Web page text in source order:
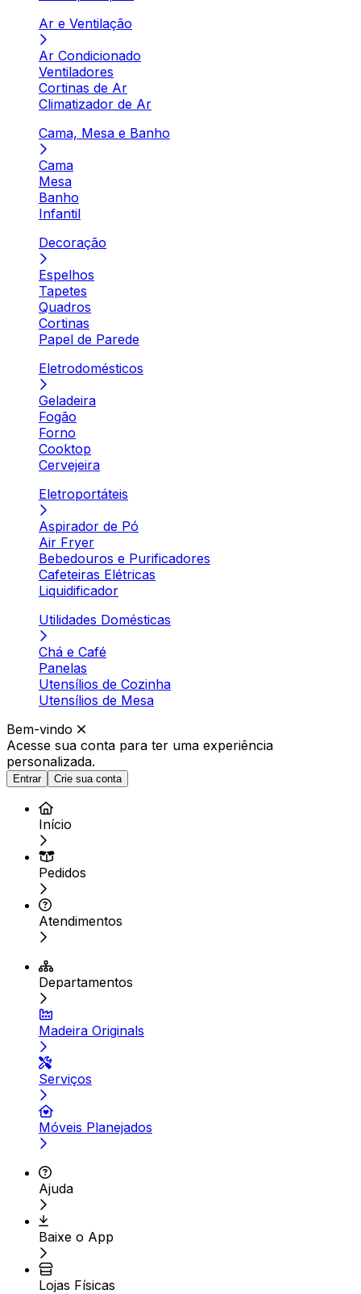
Ar e Ventilação
Ar Condicionado
Ventiladores
Cortinas de Ar
Climatizador de Ar
Cama, Mesa e Banho
Cama
Mesa
Banho
Infantil
Decoração
Espelhos
Tapetes
Quadros
Cortinas
Papel de Parede
Eletrodomésticos
Geladeira
Fogão
Forno
Cooktop
Cervejeira
Eletroportáteis
Aspirador de Pó
Air Fryer
Bebedouros e Purificadores
Cafeteiras Elétricas
Liquidificador
Utilidades Domésticas
Chá e Café
Panelas
Utensílios de Cozinha
Utensílios de Mesa
Bem-vindo
Acesse sua conta para ter uma experiência
personalizada.
Entrar Crie sua conta
Início
Pedidos
Atendimentos
Departamentos
Madeira Originals
Serviços
Móveis Planejados
Ajuda
Baixe o App
Lojas Físicas